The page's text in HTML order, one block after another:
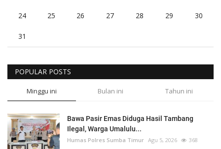
24 25 26 27 28 29 30
31
POPULAR POSTS
Minggu ini Bulan ini Tahun ini
Bawa Pasir Emas Diduga Hasil Tambang
Ilegal, Warga Umalulu...
Humas Polres Sumba Timur Agu 5, 2026 368